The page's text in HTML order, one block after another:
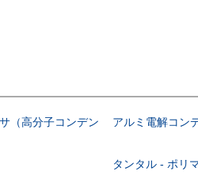
（高分子コンデン
アルミ電解コン
タンタル - ポリ